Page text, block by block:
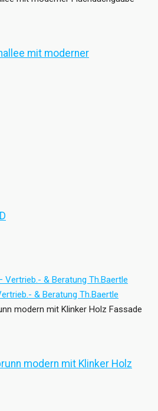
mit moderner
& Beratung Th.Baertle
modern mit Klinker Holz